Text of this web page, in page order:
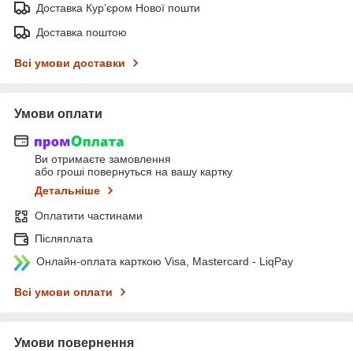
Доставка Курʼєром Нової пошти
Доставка поштою
Всі умови доставки
Умови оплати
Ви отримаєте замовлення
або гроші повернуться на вашу картку
Детальніше
Оплатити частинами
Післяплата
Онлайн-оплата карткою Visa, Mastercard - LiqPay
Всі умови оплати
Умови повернення